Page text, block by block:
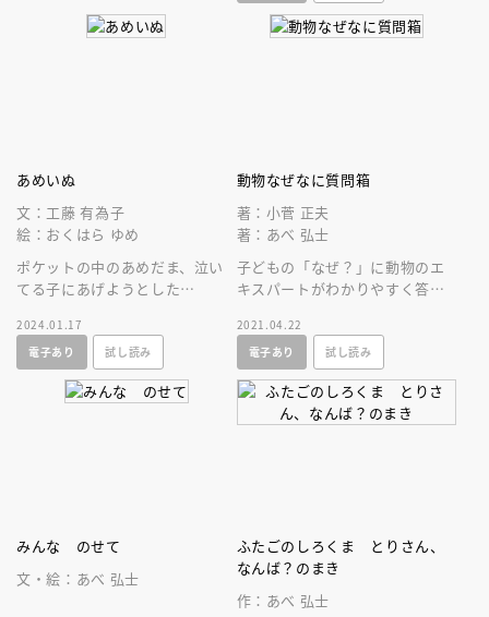
あめいぬ
文：工藤 有為子
絵：おくはら ゆめ
ポケットの中のあめだま、泣い
てる子にあげようとした
「あめいぬ」が、ぼくらをえが
おにしてくれる！
2024.01.17
電子あり
試し読み
動物なぜなに質問箱
著：小菅 正夫
著：あべ 弘士
子どもの「なぜ？」に動物のエ
キスパートがわかりやすく答え
わかり、環境問題まで好奇心が
広がります！
2021.04.22
電子あり
試し読み
みんな のせて
文・絵：あべ 弘士
ふたごのしろくま とりさん、
なんば？のまき
作：あべ 弘士